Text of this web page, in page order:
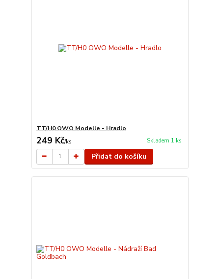
TT/H0 OWO Modelle - Hradlo
249 Kč/ks Skladem 1 ks
Přidat do košíku